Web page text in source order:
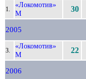
1.
«Локомотив»
М
30
2005
3.
«Локомотив»
М
22
2006